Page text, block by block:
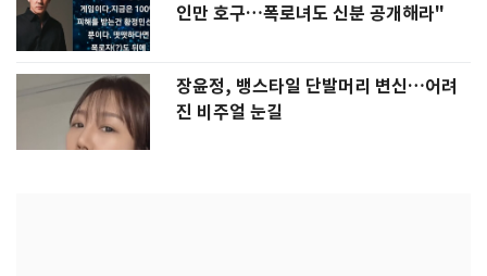
인만 호구…폭로녀도 신분 공개해라"
장윤정, 뱅스타일 단발머리 변신…어려
진 비주얼 눈길